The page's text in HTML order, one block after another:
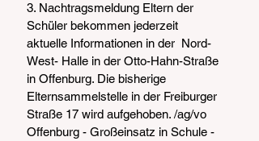
3. Nachtragsmeldung Eltern der
Schüler bekommen jederzeit
aktuelle Informationen in der  Nord-
West- Halle in der Otto-Hahn-Straße
in Offenburg. Die bisherige
Elternsammelstelle in der Freiburger
Straße 17 wird aufgehoben. /ag/vo
Offenburg - Großeinsatz in Schule -